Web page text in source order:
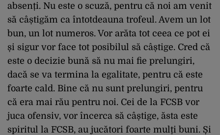
absenți. Nu este o scuză, pentru că noi am venit
să câștigăm ca întotdeauna trofeul. Avem un lot
bun, un lot numeros. Vor arăta tot ceea ce pot ei
și sigur vor face tot posibilul să câștige. Cred că
este o decizie bună să nu mai fie prelungiri,
dacă se va termina la egalitate, pentru că este
foarte cald. Bine că nu sunt prelungiri, pentru
că era mai rău pentru noi. Cei de la FCSB vor
juca ofensiv, vor încerca să câștige, ăsta este
spiritul la FCSB, au jucători foarte mulți buni. Și